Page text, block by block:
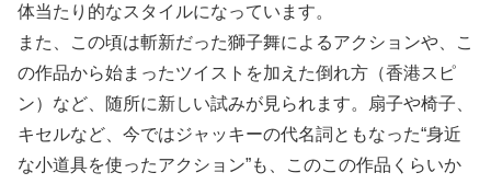
体当たり的なスタイルになっています。
また、この頃は斬新だった獅子舞によるアクションや、こ
の作品から始まったツイストを加えた倒れ方（香港スピ
ン）など、随所に新しい試みが見られます。扇子や椅子、
キセルなど、今ではジャッキーの代名詞ともなった“身近
な小道具を使ったアクション”も、このこの作品くらいか